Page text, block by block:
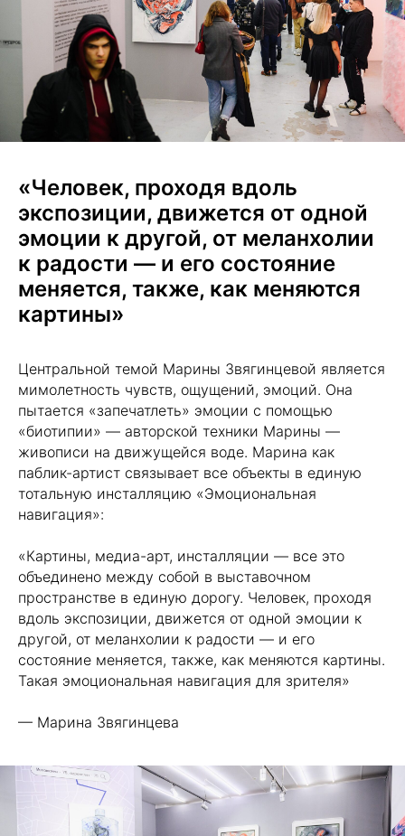
«Человек, проходя вдоль
экспозиции, движется от одной
эмоции к другой, от меланхолии
к радости — и его состояние
меняется, также, как меняются
картины»
Центральной темой Марины Звягинцевой является
мимолетность чувств, ощущений, эмоций. Она
пытается «запечатлеть» эмоции с помощью
«биотипии» — авторской техники Марины —
живописи на движущейся воде. Марина как
паблик-артист связывает все объекты в единую
тотальную инсталляцию «Эмоциональная
навигация»:
«Картины, медиа-арт, инсталляции — все это
объединено между собой в выставочном
пространстве в единую дорогу. Человек, проходя
вдоль экспозиции, движется от одной эмоции к
другой, от меланхолии к радости — и его
состояние меняется, также, как меняются картины.
Такая эмоциональная навигация для зрителя»
— Марина Звягинцева